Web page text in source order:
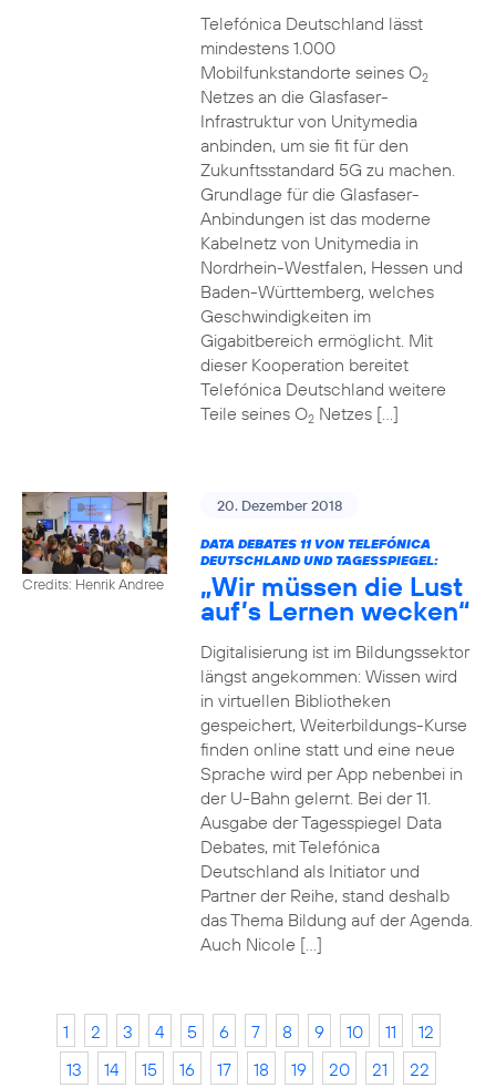
Telefónica Deutschland lässt
mindestens 1.000
Mobilfunkstandorte seines O2
Netzes an die Glasfaser-
Infrastruktur von Unitymedia
anbinden, um sie fit für den
Zukunftsstandard 5G zu machen.
Grundlage für die Glasfaser-
Anbindungen ist das moderne
Kabelnetz von Unitymedia in
Nordrhein-Westfalen, Hessen und
Baden-Württemberg, welches
Geschwindigkeiten im
Gigabitbereich ermöglicht. Mit
dieser Kooperation bereitet
Telefónica Deutschland weitere
Teile seines O2Netzes […]
Credits: Henrik Andree
20. Dezember 2018
DATA DEBATES 11 VON TELEFÓNICA
DEUTSCHLAND UND TAGESSPIEGEL:
„Wir müssen die Lust
auf’s Lernen wecken“
Digitalisierung ist im Bildungssektor
längst angekommen: Wissen wird
in virtuellen Bibliotheken
gespeichert, Weiterbildungs-Kurse
finden online statt und eine neue
Sprache wird per App nebenbei in
der U-Bahn gelernt. Bei der 11.
Ausgabe der Tagesspiegel Data
Debates, mit Telefónica
Deutschland als Initiator und
Partner der Reihe, stand deshalb
das Thema Bildung auf der Agenda.
Auch Nicole […]
1 2 3 4 5 6 7 8 9 10 11
12
13
14 15 16 17 18 19 20 21
22